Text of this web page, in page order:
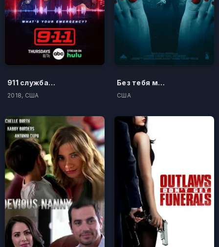
911 служба спасения
2018, США
Без тебя мне не жить
США